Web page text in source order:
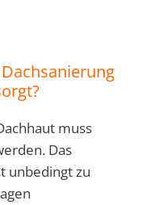
muss
Das
unbedingt zu